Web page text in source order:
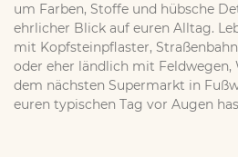
um Farben, Stoffe und hübsche
ehrlicher Blick auf euren Alltag.
mit Kopfsteinpflaster,
oder eher ländlich mit Feldwegen,
dem nächsten Supermarkt in
euren typischen Tag vor Augen